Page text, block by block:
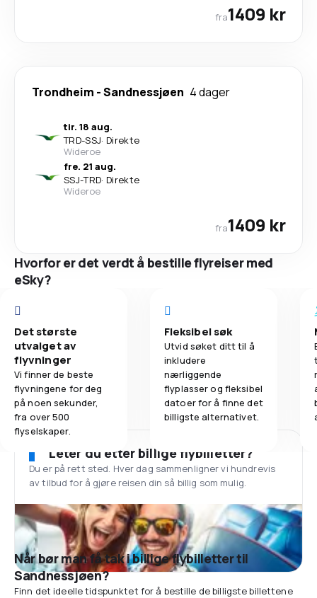
fra1409 kr
Trondheim -Sandnessjøen 4 dager
tir. 18 aug.
TRD-SSJ· Direkte
Wideroe
fre. 21 aug.
SSJ-TRD· Direkte
Wideroe
fra1409 kr
Hvorfor er det verdt å bestille flyreiser med
eSky?
Det største
utvalget av
flyvninger
Vi finner de beste
flyvningene for deg
på noen sekunder,
fra over 500
flyselskaper.
Fleksibel søk
Utvid søket ditt til å
inkludere
nærliggende
flyplasser og fleksibel
datoer for å finne det
billigste alternativet.
Leter du etter billige flybilletter?
Du er på rett sted. Hver dag sammenligner vi hundrevis
av tilbud for å gjøre reisen din så billig som mulig.
Når bør man få tak i billige flybilletter til
Sandnessjøen?
Finn det ideelle tidspunktet for å bestille de billigste billettene